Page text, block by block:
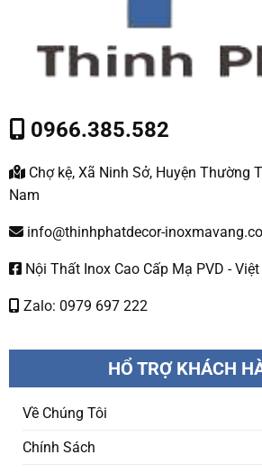
0966.385.582
Chợ kệ, Xã Ninh Sở, Huyện Thường
Nam
info@thinhphatdecor-
Nội Thất Inox Cao Cấp Mạ PVD -
Zalo: 0979 697 222
HỔ TRỢ KHÁCH
Về Chúng Tôi
Chính Sách